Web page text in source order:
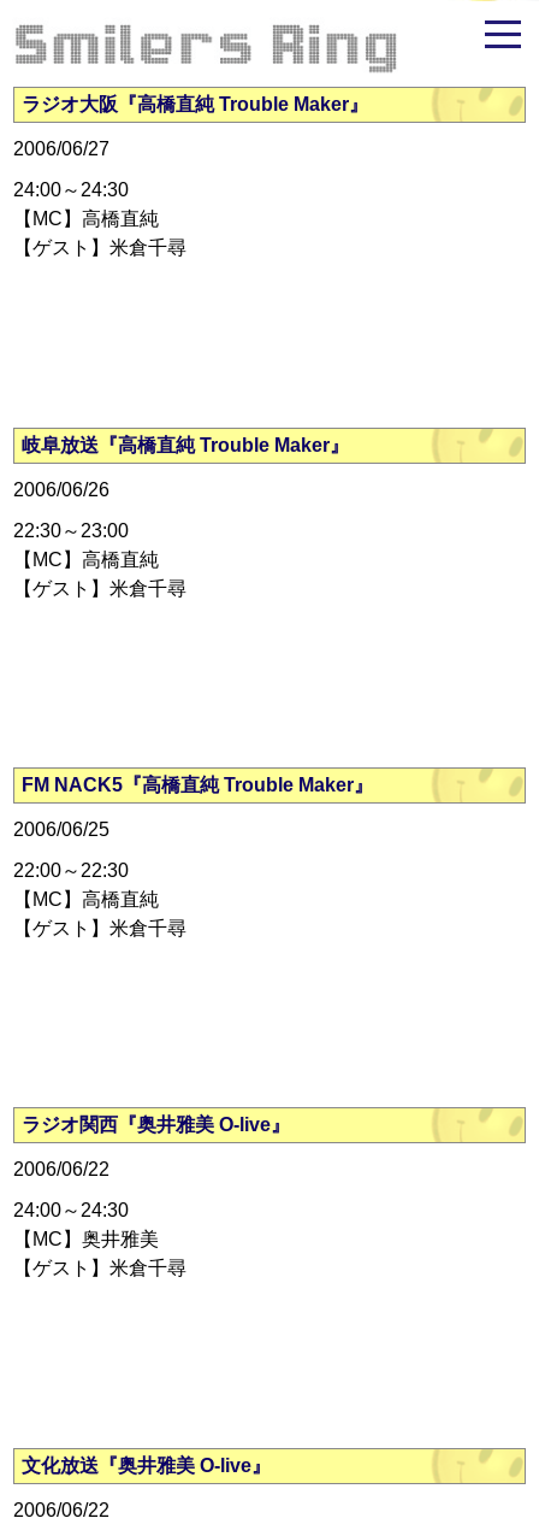
米倉千尋ファンサイト - Smilers Ring
ラジオ大阪『高橋直純 Trouble Maker』
2006/06/27
24:00～24:30
【MC】高橋直純
【ゲスト】米倉千尋
岐阜放送『高橋直純 Trouble Maker』
2006/06/26
22:30～23:00
【MC】高橋直純
【ゲスト】米倉千尋
FM NACK5『高橋直純 Trouble Maker』
2006/06/25
22:00～22:30
【MC】高橋直純
【ゲスト】米倉千尋
ラジオ関西『奥井雅美 O-live』
2006/06/22
24:00～24:30
【MC】奥井雅美
【ゲスト】米倉千尋
文化放送『奥井雅美 O-live』
2006/06/22